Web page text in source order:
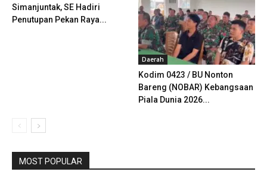
Simanjuntak, SE Hadiri
Penutupan Pekan Raya...
Daerah
Kodim 0423 / BU Nonton
Bareng (NOBAR) Kebangsaan
Piala Dunia 2026...
MOST POPULAR